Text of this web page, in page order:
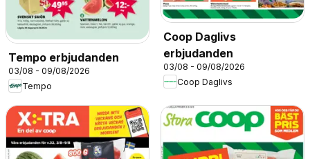
Tempo erbjudanden
03/08 - 09/08/2026
Tempo
Coop Daglivs
erbjudanden
03/08 - 09/08/2026
Coop Daglivs